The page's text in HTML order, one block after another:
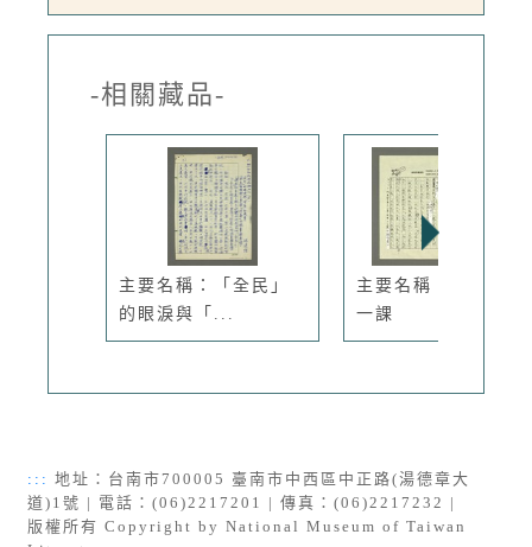
-相關藏品-
主要名稱：「全民」
的眼淚與「...
主要名稱：為他們上
一課
::: 地址：台南市700005 臺南市中西區中正路(湯德章大
道)1號 | 電話：(06)2217201 | 傳真：(06)2217232 |
版權所有 Copyright by National Museum of Taiwan